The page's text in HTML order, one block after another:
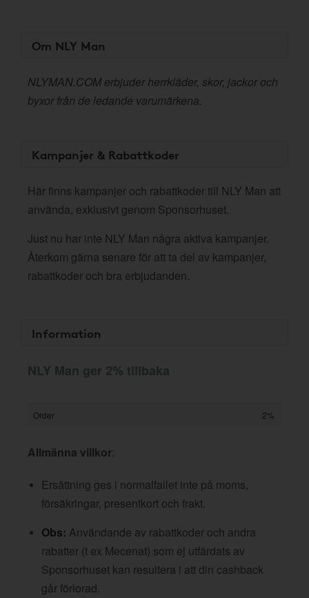
Om NLY Man
NLYMAN.COM erbjuder herrkläder, skor, jackor och
byxor från de ledande varumärkena.
Kampanjer & Rabattkoder
Här finns kampanjer och rabattkoder till NLY Man att
använda, exklusivt genom Sponsorhuset.
Just nu har inte NLY Man några aktiva kampanjer.
Återkom gärna senare för att ta del av kampanjer,
rabattkoder och bra erbjudanden.
Information
NLY Man ger 2% tillbaka
Order 2%
Allmänna villkor:
Ersättning ges i normalfallet inte på moms,
försäkringar, presentkort och frakt.
Obs: Användande av rabattkoder och andra
rabatter (t ex Mecenat) som ej utfärdats av
Sponsorhuset kan resultera i att din cashback
går förlorad.